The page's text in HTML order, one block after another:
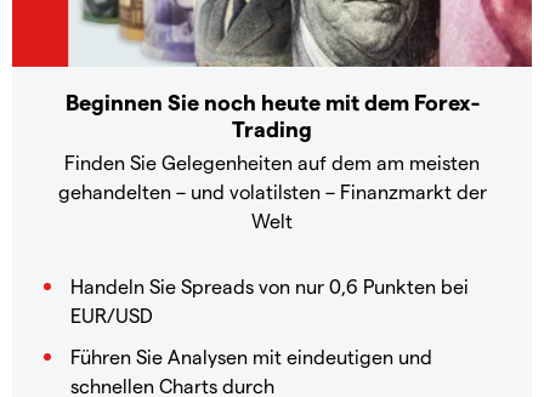
Beginnen Sie noch heute mit dem Forex-
Trading
Finden Sie Gelegenheiten auf dem am meisten
gehandelten – und volatilsten – Finanzmarkt der
Welt
Handeln Sie Spreads von nur 0,6 Punkten bei
EUR/USD
Führen Sie Analysen mit eindeutigen und
schnellen Charts durch